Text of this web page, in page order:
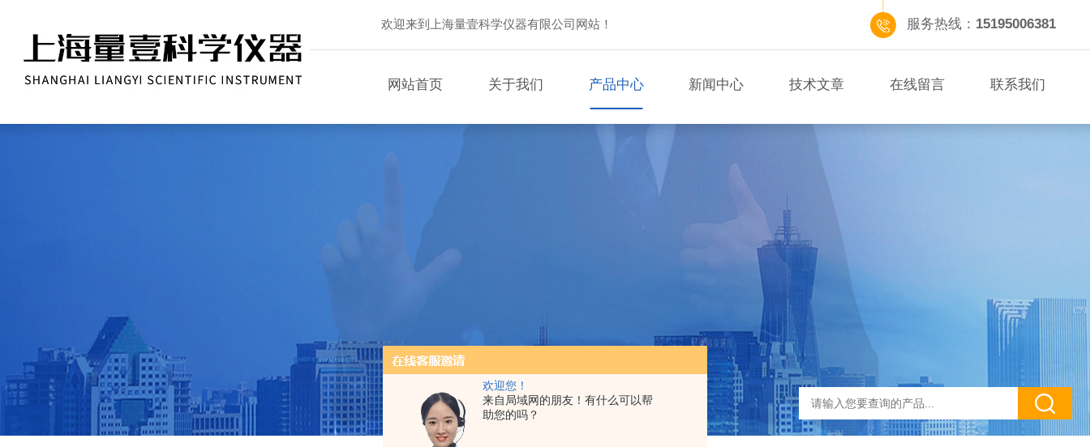
欢迎您！
来自局域网的朋友！有什么可以帮
助您的吗？
欢迎来到上海量壹科学仪器有限公司网站！ 服务热线： 15195006381
网站首页 关于我们 产品中心 新闻中心 技术文章 在线留言 联系我们